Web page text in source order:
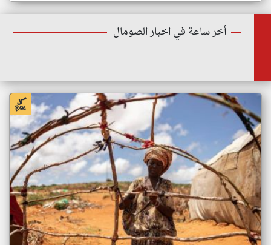
أخر ساعة في اخبار الصومال